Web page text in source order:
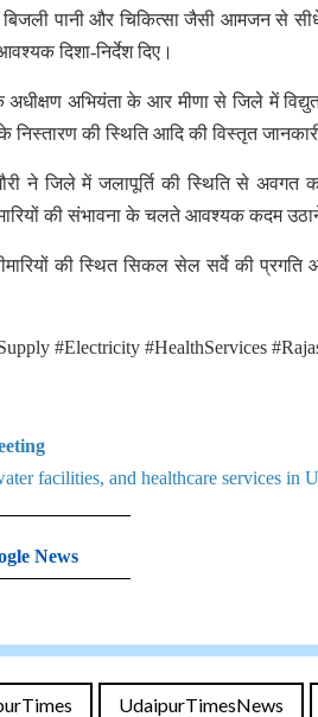
पानी और चिकित्सा जैसी आमजन से
दिशा-निर्देश दिए।
अभियंता के आर मीणा से जिले में
की स्थिति आदि की विस्तृत
ने जिले में जलापूर्ति की स्थिति से अवगत
की संभावना के चलते आवश्यक कदम उठाने
की स्थित सिकल सेल सर्वे की
#Electricity #HealthServices
facilities, and healthcare services in
News
UdaipurTimesNews